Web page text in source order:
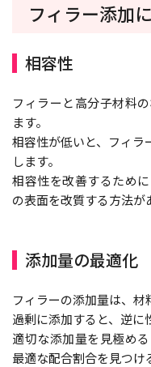
フィラー添加
相容性
フィラーと高分子材料
ます。
相容性が低いと、フィラ
します。
相容性を改善するため
の表面を改質する方法が
添加量の最適化
フィラーの添加量は、材
過剰に添加すると、逆に
適切な添加量を見極め
最適な配合割合を見つけ